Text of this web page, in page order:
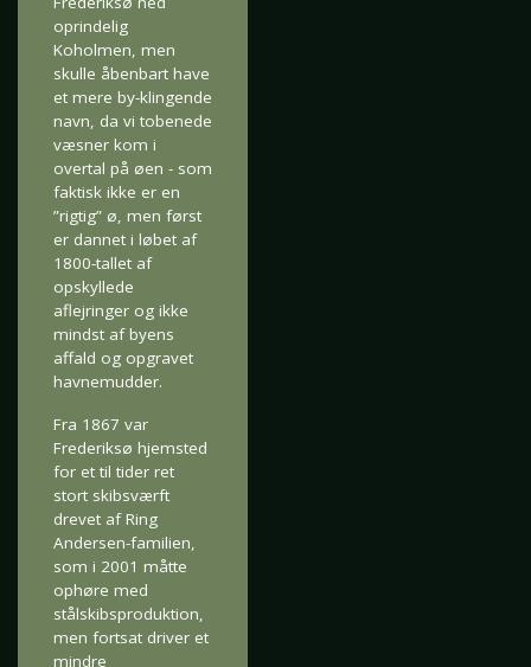
oprindelig
Koholmen, men
skulle åbenbart have
et mere by-klingende
navn, da vi tobenede
væsner kom i
overtal på øen - som
faktisk ikke er en
”rigtig” ø, men først
er dannet i løbet af
1800-tallet af
opskyllede
aflejringer og ikke
mindst af byens
affald og opgravet
havnemudder.
Fra 1867 var
Frederiksø hjemsted
for et til tider ret
stort skibsværft
drevet af Ring
Andersen-familien,
som i 2001 måtte
ophøre med
stålskibsproduktion,
men fortsat driver et
mindre